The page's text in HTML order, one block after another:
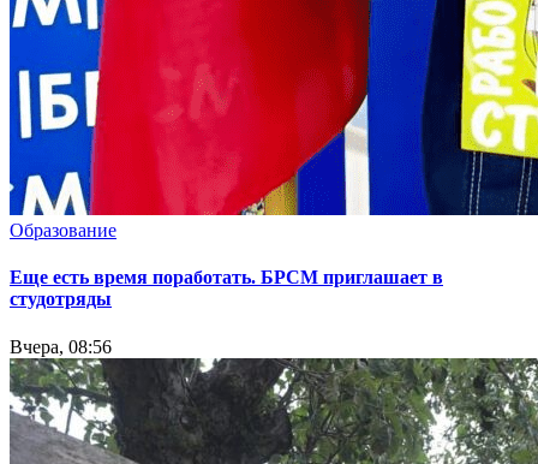
Образование
Еще есть время поработать. БРСМ приглашает в
студотряды
Вчера, 08:56